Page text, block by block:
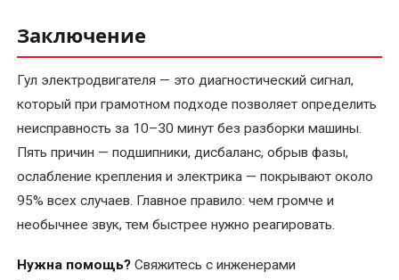
Заключение
Гул электродвигателя — это диагностический сигнал,
который при грамотном подходе позволяет определить
неисправность за 10–30 минут без разборки машины.
Пять причин — подшипники, дисбаланс, обрыв фазы,
ослабление крепления и электрика — покрывают около
95% всех случаев. Главное правило: чем громче и
необычнее звук, тем быстрее нужно реагировать.
Нужна помощь? Свяжитесь с инженерами